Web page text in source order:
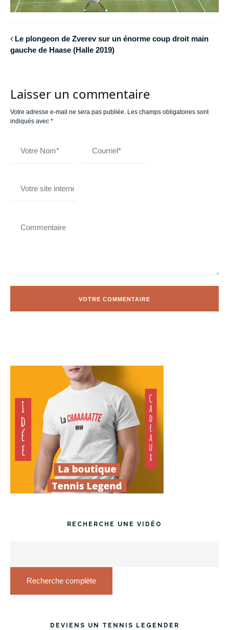
Le plongeon de Zverev sur un énorme coup droit main
gauche de Haase (Halle 2019)
Laisser un commentaire
Votre adresse e-mail ne sera pas publiée. Les champs obligatoires sont
indiqués avec *
RECHERCHE UNE VIDÉO
Recherche complète
DEVIENS UN TENNIS LEGENDER